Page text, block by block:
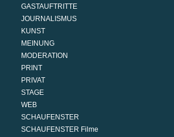
GASTAUFTRITTE
JOURNALISMUS
KUNST
MEINUNG
MODERATION
PRINT
PRIVAT
STAGE
WEB
SCHAUFENSTER
SCHAUFENSTER Filme